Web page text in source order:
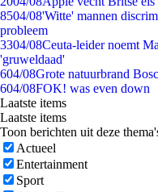
8504/08'Witte' mannen
probleem
3304/08Ceuta-leider noemt
'gruweldaad'
604/08Grote natuurbrand
604/08FOK! was even down
Laatste items
Laatste items
Toon berichten uit deze
Actueel
Entertainment
Sport